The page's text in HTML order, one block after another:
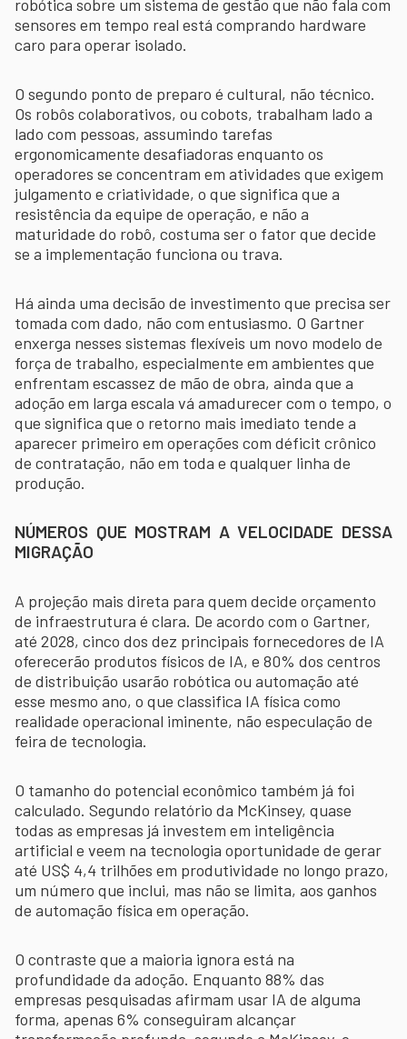
robótica sobre um sistema de gestão que não fala com
sensores em tempo real está comprando hardware
caro para operar isolado.
O segundo ponto de preparo é cultural, não técnico.
Os robôs colaborativos, ou cobots, trabalham lado a
lado com pessoas, assumindo tarefas
ergonomicamente desafiadoras enquanto os
operadores se concentram em atividades que exigem
julgamento e criatividade, o que significa que a
resistência da equipe de operação, e não a
maturidade do robô, costuma ser o fator que decide
se a implementação funciona ou trava.
Há ainda uma decisão de investimento que precisa ser
tomada com dado, não com entusiasmo. O Gartner
enxerga nesses sistemas flexíveis um novo modelo de
força de trabalho, especialmente em ambientes que
enfrentam escassez de mão de obra, ainda que a
adoção em larga escala vá amadurecer com o tempo, o
que significa que o retorno mais imediato tende a
aparecer primeiro em operações com déficit crônico
de contratação, não em toda e qualquer linha de
produção.
NÚMEROS QUE MOSTRAM A VELOCIDADE DESSA
MIGRAÇÃO
A projeção mais direta para quem decide orçamento
de infraestrutura é clara. De acordo com o Gartner,
até 2028, cinco dos dez principais fornecedores de IA
oferecerão produtos físicos de IA, e 80% dos centros
de distribuição usarão robótica ou automação até
esse mesmo ano, o que classifica IA física como
realidade operacional iminente, não especulação de
feira de tecnologia.
O tamanho do potencial econômico também já foi
calculado. Segundo relatório da McKinsey, quase
todas as empresas já investem em inteligência
artificial e veem na tecnologia oportunidade de gerar
até US$ 4,4 trilhões em produtividade no longo prazo,
um número que inclui, mas não se limita, aos ganhos
de automação física em operação.
O contraste que a maioria ignora está na
profundidade da adoção. Enquanto 88% das
empresas pesquisadas afirmam usar IA de alguma
forma, apenas 6% conseguiram alcançar